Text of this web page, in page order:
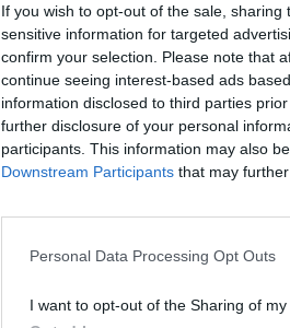
If you wish to opt-out of the sale,
sensitive information for targeted
confirm your selection. Please note that
continue seeing interest-based ads
information disclosed to third parties
further disclosure of your personal
participants. This information may also
Downstream Participants that may
Personal Data Processing Opt Outs
I want to opt-out of the Sharing of my
Ακολουθήστε το Culturenow.gr
Σχετικά Άρθρα